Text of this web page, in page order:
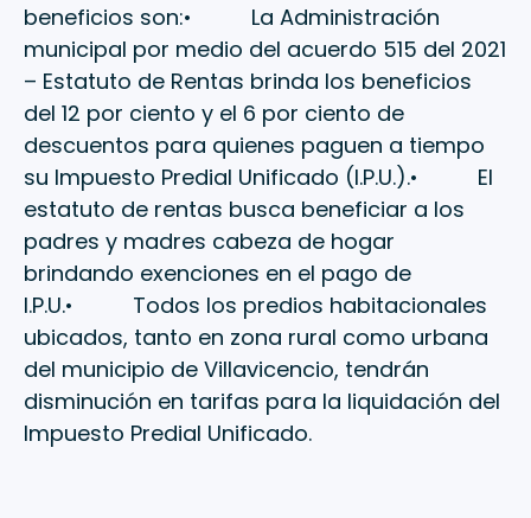
beneficios son:• La Administración
municipal por medio del acuerdo 515 del 2021
– Estatuto de Rentas brinda los beneficios
del 12 por ciento y el 6 por ciento de
descuentos para quienes paguen a tiempo
su Impuesto Predial Unificado (I.P.U.).• El
estatuto de rentas busca beneficiar a los
padres y madres cabeza de hogar
brindando exenciones en el pago de
I.P.U.• Todos los predios habitacionales
ubicados, tanto en zona rural como urbana
del municipio de Villavicencio, tendrán
disminución en tarifas para la liquidación del
Impuesto Predial Unificado.